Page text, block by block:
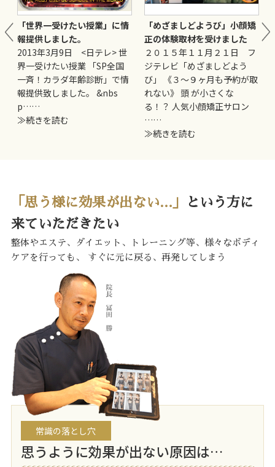
「世界一受けたい授業」に情
報提供しました。
2013年3月9日 <日テレ> 世
界一受けたい授業 「SP全国
一斉！カラダ年齢診断」で情
報提供致しました。 &nbs
p……
≫続きを読む
「めざましどようび」小顔矯
正の体験取材を受けました
２０１５年１１月２１日 フ
ジテレビ「めざましどよう
び」 《３〜９ヶ月も予約が取
れない》 頭 が小さくな
る！？ 人気小顔矯正サロン
……
≫続きを読む
「思う様に効果が出ない…」
という方に
来ていただきたい
整体やエステ、ダイエット、トレーニング等、様々なボディ
ケアを行っても、
すぐに元に戻る、再発してしまう
常識の落とし穴
思うように効果が出ない原因は…